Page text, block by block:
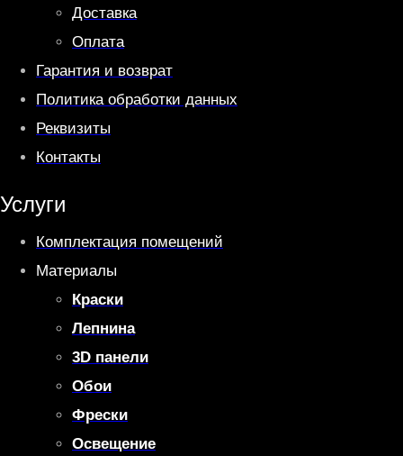
Доставка
Оплата
Гарантия и возврат
Политика обработки данных
Реквизиты
Контакты
Услуги
Комплектация помещений
Материалы
Краски
Лепнина
3D панели
Обои
Фрески
Освещение